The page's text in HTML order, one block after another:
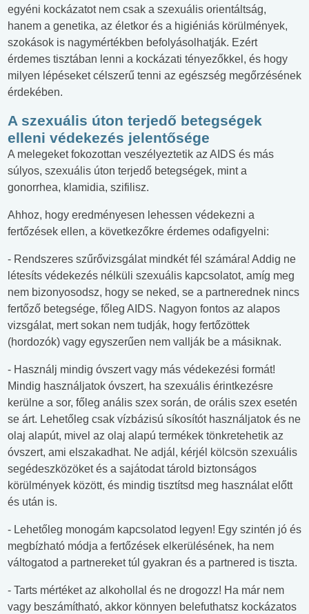
egyéni kockázatot nem csak a szexuális orientáltság,
hanem a genetika, az életkor és a higiéniás körülmények,
szokások is nagymértékben befolyásolhatják. Ezért
érdemes tisztában lenni a kockázati tényezőkkel, és hogy
milyen lépéseket célszerű tenni az egészség megőrzésének
érdekében.
A szexuális úton terjedő betegségek
elleni védekezés jelentősége
A melegeket fokozottan veszélyeztetik az AIDS és más
súlyos, szexuális úton terjedő betegségek, mint a
gonorrhea, klamidia, szifilisz.
Ahhoz, hogy eredményesen lehessen védekezni a
fertőzések ellen, a következőkre érdemes odafigyelni:
- Rendszeres szűrővizsgálat mindkét fél számára! Addig ne
létesíts védekezés nélküli szexuális kapcsolatot, amíg meg
nem bizonyosodsz, hogy se neked, se a partnerednek nincs
fertőző betegsége, főleg AIDS. Nagyon fontos az alapos
vizsgálat, mert sokan nem tudják, hogy fertőzöttek
(hordozók) vagy egyszerűen nem vallják be a másiknak.
- Használj mindig óvszert vagy más védekezési formát!
Mindig használjatok óvszert, ha szexuális érintkezésre
kerülne a sor, főleg anális szex során, de orális szex esetén
se árt. Lehetőleg csak vízbázisú síkosítót használjatok és ne
olaj alapút, mivel az olaj alapú termékek tönkretehetik az
óvszert, ami elszakadhat. Ne adjál, kérjél kölcsön szexuális
segédeszközöket és a sajátodat tárold biztonságos
körülmények között, és mindig tisztítsd meg használat előtt
és után is.
- Lehetőleg monogám kapcsolatod legyen! Egy szintén jó és
megbízható módja a fertőzések elkerülésének, ha nem
váltogatod a partnereket túl gyakran és a partnered is tiszta.
- Tarts mértéket az alkohollal és ne drogozz! Ha már nem
vagy beszámítható, akkor könnyen belefuthatsz kockázatos